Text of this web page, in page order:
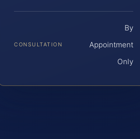
CONSULTATION
By
Appointment
Only